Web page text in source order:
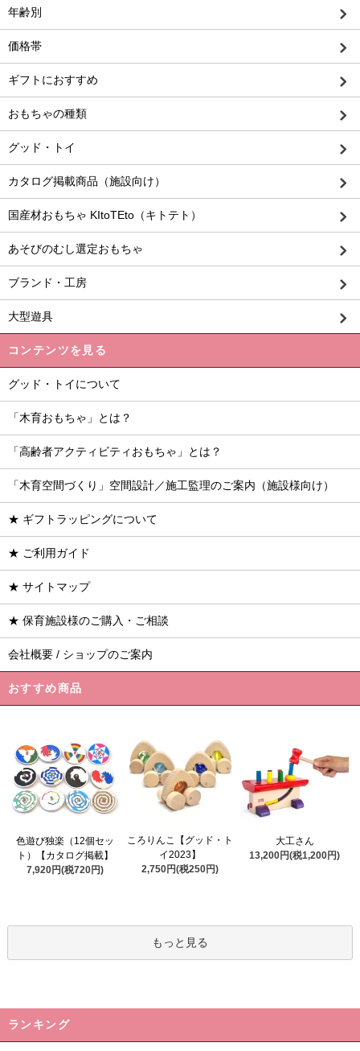
年齢別
価格帯
ギフトにおすすめ
おもちゃの種類
グッド・トイ
カタログ掲載商品（施設向け）
国産材おもちゃ KItoTEto（キトテト）
あそびのむし選定おもちゃ
ブランド・工房
大型遊具
コンテンツを見る
グッド・トイについて
「木育おもちゃ」とは？
「高齢者アクティビティおもちゃ」とは？
「木育空間づくり」空間設計／施工監理のご案内（施設様向け）
★ ギフトラッピングについて
★ ご利用ガイド
★ サイトマップ
★ 保育施設様のご購入・ご相談
会社概要 / ショップのご案内
おすすめ商品
色遊び独楽（12個セッ
ト）【カタログ掲載】
7,920円(税720円)
ころりんこ【グッド・ト
イ2023】
2,750円(税250円)
大工さん
13,200円(税1,200円)
もっと見る
ランキング